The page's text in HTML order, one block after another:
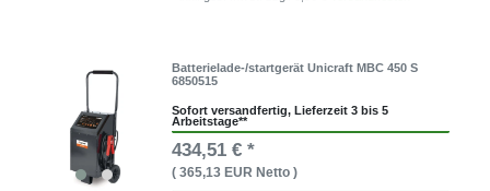
Batterielade-/startgerät Unicraft MBC 450 S
6850515
Sofort versandfertig, Lieferzeit 3 bis 5
Arbeitstage**
434,51 € *
( 365,13 EUR Netto )